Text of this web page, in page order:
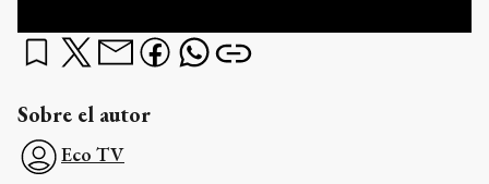
Sobre el autor
Eco TV